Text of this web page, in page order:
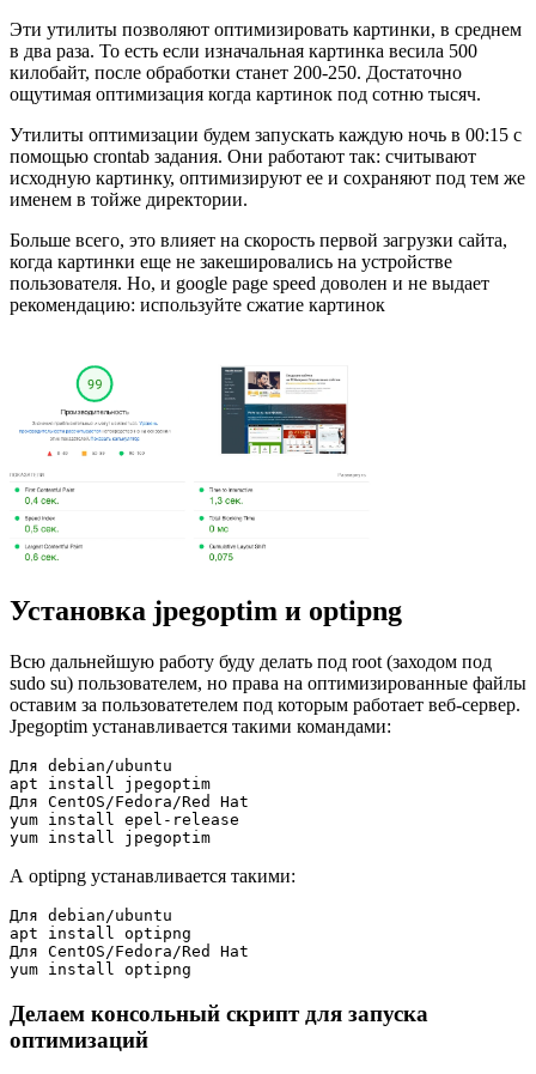
Эти утилиты позволяют оптимизировать картинки, в среднем
в два раза. То есть если изначальная картинка весила 500
килобайт, после обработки станет 200-250. Достаточно
ощутимая оптимизация когда картинок под сотню тысяч.
Утилиты оптимизации будем запускать каждую ночь в 00:15 c
помощью crontab задания. Они работают так: считывают
исходную картинку, оптимизируют ее и сохраняют под тем же
именем в тойже директории.
Больше всего, это влияет на скорость первой загрузки сайта,
когда картинки еще не закешировались на устройстве
пользователя. Но, и google page speed доволен и не выдает
рекомендацию: используйте сжатие картинок
Установка jpegoptim и optipng
Всю дальнейшую работу буду делать под root (заходом под
sudo su) пользователем, но права на оптимизированные файлы
оставим за пользоватетелем под которым работает веб-сервер.
Jpegoptim устанавливается такими командами:
Для debian/ubuntu
apt install jpegoptim
Для CentOS/Fedora/Red Hat
yum install epel-release
А optipng устанавливается такими:
Для debian/ubuntu
apt install optipng
Для CentOS/Fedora/Red Hat
Делаем консольный скрипт для запуска
оптимизаций